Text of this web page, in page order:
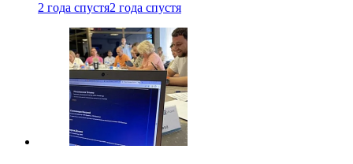
2 года спустя2 года спустя